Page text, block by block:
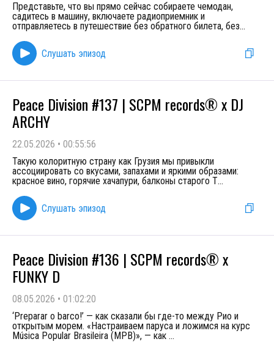
Представьте, что вы прямо сейчас собираете чемодан,
садитесь в машину, включаете радиоприемник и
отправляетесь в путешествие без обратного билета, без...
Слушать эпизод
Peace Division #137 | SCPM records® x DJ
ARCHY
22.05.2026 • 00:55:56
Такую колоритную страну как Грузия мы привыкли
ассоциировать со вкусами, запахами и яркими образами:
красное вино, горячие хачапури, балконы старого Т...
Слушать эпизод
Peace Division #136 | SCPM records® x
FUNKY D
08.05.2026 • 01:02:20
‘Preparar o barco!’ — как сказали бы где-то между Рио и
открытым морем. «Настраиваем паруса и ложимся на курс
Música Popular Brasileira (MPB)», — как ...